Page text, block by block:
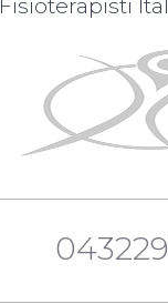
Fisioterapisti